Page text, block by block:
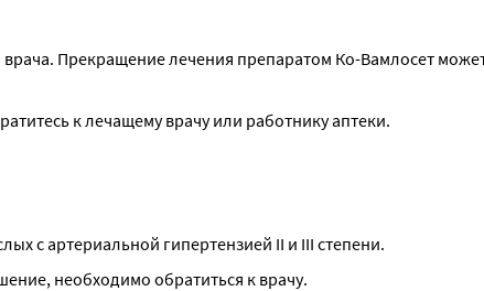
Прекращение лечения препаратом Ко-Вамлосет
к лечащему врачу или работнику аптеки.
с артериальной гипертензией II и III степени.
необходимо обратиться к врачу.